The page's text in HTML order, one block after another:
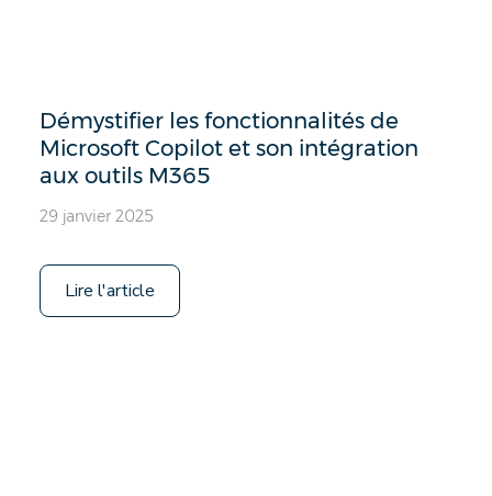
Démystifier les fonctionnalités de
Microsoft Copilot et son intégration
aux outils M365
29 janvier 2025
Lire l'article